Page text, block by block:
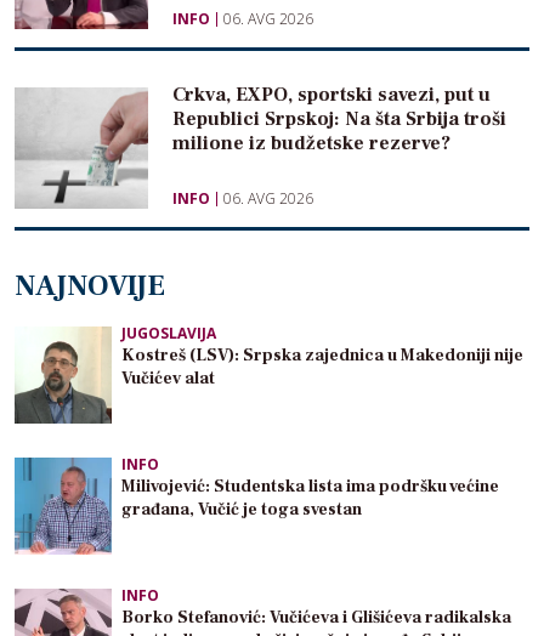
INFO 06. AVG 2026
Crkva, EXPO, sportski savezi, put u
Republici Srpskoj: Na šta Srbija troši
milione iz budžetske rezerve?
INFO 06. AVG 2026
NAJNOVIJE
JUGOSLAVIJA
Kostreš (LSV): Srpska zajednica u Makedoniji nije
Vučićev alat
INFO
Milivojević: Studentska lista ima podršku većine
građana, Vučić je toga svestan
INFO
Borko Stefanović: Vučićeva i Glišićeva radikalska